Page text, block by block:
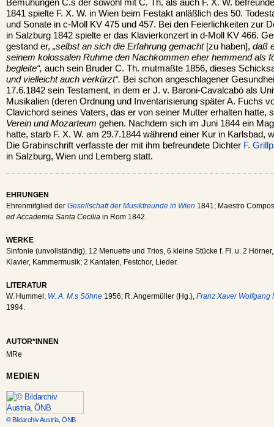
Bemühungen C.s der sowohl mit C. Th. als auch F. X. W.
1841 spielte F. X. W. in Wien beim Festakt anläßlich des 50.
und Sonate in c-Moll KV 475 und 457. Bei den Feierlichkeiten zur
in Salzburg 1842 spielte er das Klavierkonzert in d-Moll KV 466.
gestand er, „selbst an sich die Erfahrung gemacht[zu haben], daß
seinem kolossalen Ruhme den Nachkommen eher hemmend als
begleite“, auch sein Bruder C. Th. mutmaßte 1856, dieses
und vielleicht auch verkürzt“. Bei schon angeschlagener
17.6.1842 sein Testament, in dem er J. v. Baroni-Cavalcabó als
Musikalien (deren Ordnung und Inventarisierung später A. Fuchs
Clavichord seines Vaters, das er von seiner Mutter erhalten hatte,
Verein und Mozarteum gehen. Nachdem sich im Juni 1844 ein
hatte, starb F. X. W. am 29.7.1844 während einer Kur in Karlsbad,
Die Grabinschrift verfasste der mit ihm befreundete Dichter F.
in Salzburg, Wien und Lemberg statt.
EHRUNGEN
Ehrenmitglied der Gesellschaft der Musikfreunde in Wien 1841; Maestro
ed Accademia Santa Cecilia in Rom 1842.
WERKE
Sinfonie (unvollständig), 12 Menuette und Trios, 6 kleine Stücke f. Fl. u. 2
Klavier, Kammermusik; 2 Kantaten, Festchor, Lieder.
LITERATUR
W. Hummel, W. A. M.s Söhne 1956; R. Angermüller (Hg.), Franz Xaver Wolfgang
1994.
AUTOR*INNEN
MRe
MEDIEN
© Bildarchiv Austria, ÖNB